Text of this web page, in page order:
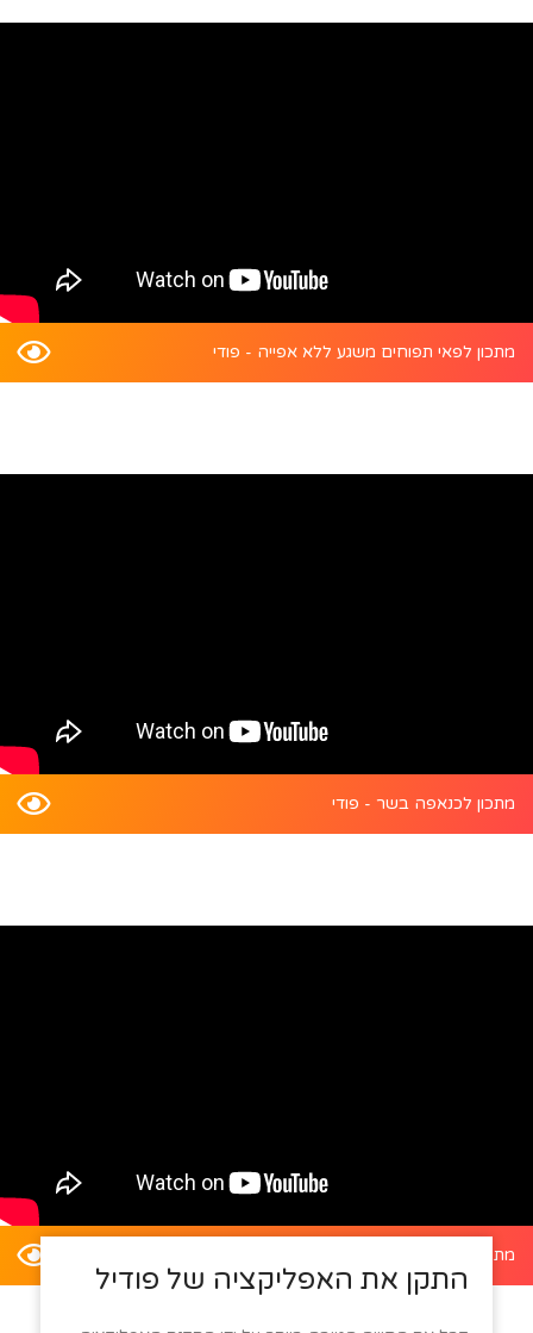
מתכון לפאי תפוחים משגע ללא אפייה - פודי
מתכון לכנאפה בשר - פודי
מתכון לדלעת ערמונים במילוי סלט קינואה - פודי
התקן את האפליקציה של פודיל